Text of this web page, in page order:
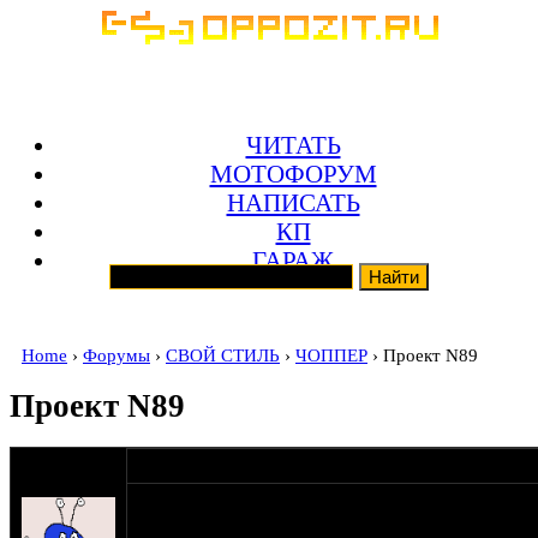
ЧИТАТЬ
МОТОФОРУМ
НАПИСАТЬ
КП
ГАРАЖ
Home › Форумы › СВОЙ СТИЛЬ › ЧОППЕР › Проект N89
Проект N89